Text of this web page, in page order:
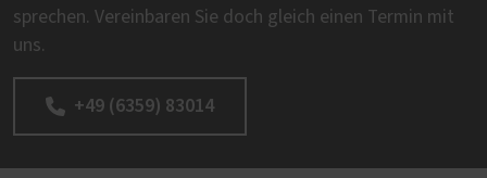
sprechen. Vereinbaren Sie doch gleich einen Termin mit
uns.
+49 (6359) 83014